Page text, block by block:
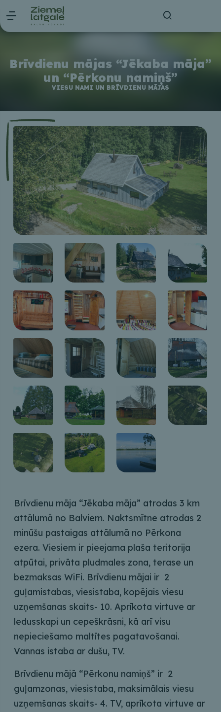
Brīvdienu mājas “Jēkaba māja”
un “Pērkonu namiņš”
VIESU NAMI UN BRĪVDIENU MĀJAS
Brīvdienu māja “Jēkaba māja” atrodas 3 km
attālumā no Balviem. Naktsmītne atrodas 2
minūšu pastaigas attālumā no Pērkona
ezera. Viesiem ir pieejama plaša teritorija
atpūtai, privāta pludmales zona, terase un
bezmaksas WiFi. Brīvdienu mājai ir 2
guļamistabas, viesistaba, kopējais viesu
uzņemšanas skaits- 10. Aprīkota virtuve ar
ledusskapi un cepeškrāsni, kā arī visu
nepieciešamo maltītes pagatavošanai.
Vannas istaba ar dušu, TV.
Brīvdienu mājā “Pērkonu namiņš” ir 2
guļamzonas, viesistaba, maksimālais viesu
uzņemšanas skaits- 4. TV, aprīkota virtuve ar